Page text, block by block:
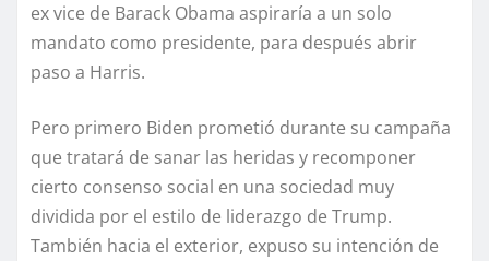
ex vice de Barack Obama aspiraría a un solo
mandato como presidente, para después abrir
paso a Harris.
Pero primero Biden prometió durante su campaña
que tratará de sanar las heridas y recomponer
cierto consenso social en una sociedad muy
dividida por el estilo de liderazgo de Trump.
También hacia el exterior, expuso su intención de